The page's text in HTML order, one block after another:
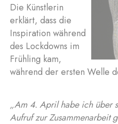
Die Künstlerin
erklärt, dass die
Inspiration während
des Lockdowns im
Frühling kam,
während der ersten Welle
„Am 4. April habe ich über
Aufruf zur Zusammenarbeit